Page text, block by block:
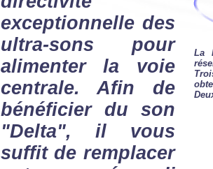
exceptionnelle des
ultra-sons pour
alimenter la voie
centrale. Afin de
bénéficier du son
"Delta", il vous
suffit de remplacer
La